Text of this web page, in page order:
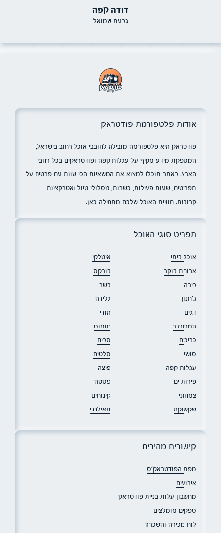
דודה קפה
גבעת שמואל
אודות פלטפורמת פודטראק
פודטראק היא פלטפורמה מובילה לחובבי אוכל רחוב בישראל,
המספקת מידע מקיף על עגלות קפה ופודטראקים בכל רחבי
הארץ. באתר תוכלו למצוא את המשאיות הכי שוות עם פרטים על
תפריטים, שעות פעילות, כשרות, מסלולי טיול ואטרקציות
קרובות. חוויית האוכל שלכם מתחילה כאן.
תפריט סוגי האוכל
אוכל ביתי
איטלקי
ארוחת בוקר
בורקס
בירה
בשר
ג׳חנון
גלידה
דגים
הודי
המבורגר
חומוס
כריכים
סביח
סושי
סלטים
עגלות קפה
פיצה
פירות ים
פסטה
צמחוני
קינוחים
שקשוקה
תאילנדי
קישורים מהירים
מפת הפודטראק׳ס
אירועים
מחשבון עלות בניית פודטראק
ספקים מומלצים
לוח מכירה והשכרה